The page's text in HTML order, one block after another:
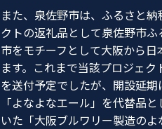
また、泉佐野市は、ふるさと
クトの返礼品として泉佐野市
市をモチーフとして大阪から
ます。これまで当該プロジェ
を送付予定でしたが、開設延
「よなよなエール」を代替品
いた「大阪ブルワリー製造の